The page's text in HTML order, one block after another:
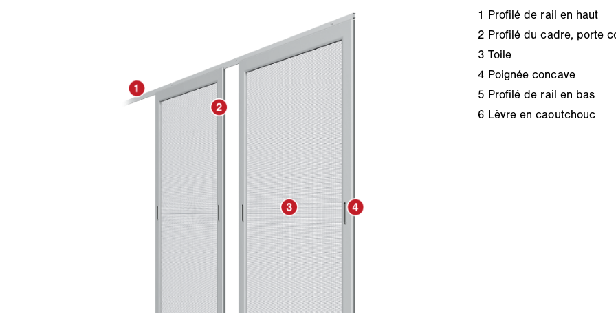
1 Profilé de rail en haut
2 Profilé du cadre, porte
3 Toile
4 Poignée concave
5 Profilé de rail en bas
6 Lèvre en caoutchouc